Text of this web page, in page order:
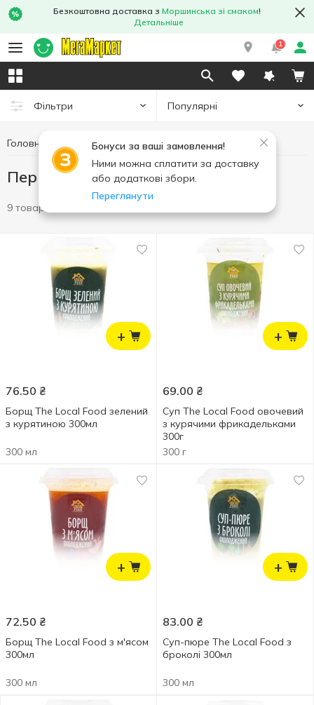
Безкоштовна доставка з Моршинська зі смаком!
Детальніше
1
Фільтри Популярні
Бонуси за ваші замовлення!
Ними можна сплатити за доставку
або додаткові збори.
Переглянути
Головна Кулінарія Перші страви
Перші страви
9 товарів
+
76.50 ₴
Борщ The Local Food зелений
з курятиною 300мл
300 мл
+
69.00 ₴
Суп The Local Food овочевий
з курячими фрикадельками
300г
300 г
+
72.50 ₴
Борщ The Local Food з м'ясом
300мл
300 мл
+
83.00 ₴
Суп-пюре The Local Food з
броколі 300мл
300 мл